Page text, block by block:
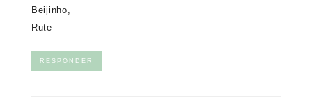
Beijinho,
Rute
RESPONDER